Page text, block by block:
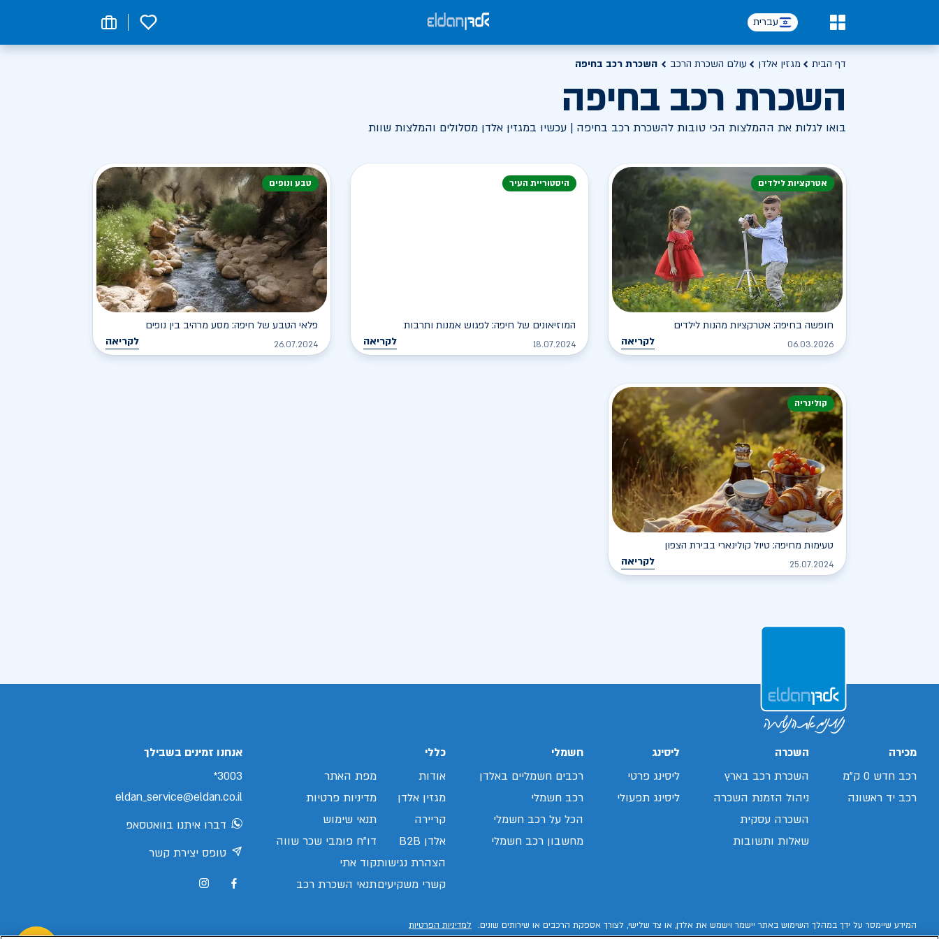
עברית 0
דף הבית מגזין אלדן עולם השכרת הרכב השכרת רכב בחיפה
השכרת רכב בחיפה
בואו לגלות את ההמלצות הכי טובות להשכרת רכב בחיפה | עכשיו במגזין אלדן מסלולים והמלצות שוות
אטרקציות לילדים
חופשה בחיפה: אטרקציות מהנות לילדים
06.03.2026 לקריאה
היסטוריית העיר
המוזיאונים של חיפה: לפגוש אמנות ותרבות
18.07.2024 לקריאה
טבע ונופים
פלאי הטבע של חיפה: מסע מרהיב בין נופים
26.07.2024 לקריאה
קולינריה
טעימות מחיפה: טיול קולינארי בבירת הצפון
25.07.2024 לקריאה
מכירה
רכב חדש 0 ק"מ
רכב יד ראשונה
השכרה
השכרת רכב בארץ
ניהול הזמנת השכרה
השכרה עסקית
שאלות ותשובות
ליסינג
ליסינג פרטי
ליסינג תפעולי
חשמלי
רכבים חשמליים באלדן
רכב חשמלי
הכל על רכב חשמלי
מחשבון רכב חשמלי
כללי
אודות
מגזין אלדן
קריירה
אלדן B2B
הצהרת נגישות
קשרי משקיעים
מפת האתר
מדיניות פרטיות
תנאי שימוש
דו"ח פומבי שכר שווה
קוד אתי
תנאי השכרת רכב
אנחנו זמינים בשבילך
3003*
eldan_service@eldan.co.il
דברו איתנו בוואטסאפ
טופס יצירת קשר
המידע שיימסר על ידך במהלך השימוש באתר יישמר וישמש את אלדן, או צד שלישי, לצורך אספקת הרכבים או שירותים שונים. למדיניות הפרטיות